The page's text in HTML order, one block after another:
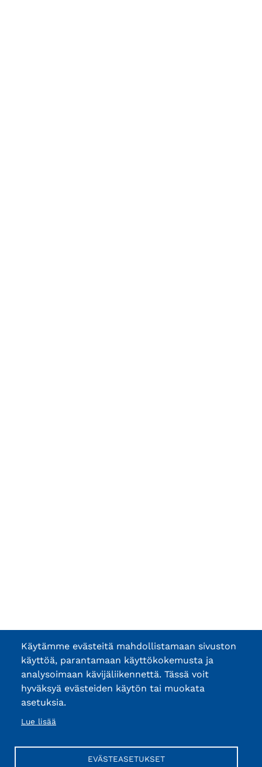
Käytämme evästeitä mahdollistamaan sivuston
käyttöä, parantamaan käyttökokemusta ja
analysoimaan kävijäliikennettä. Tässä voit
hyväksyä evästeiden käytön tai muokata
asetuksia.
Lue lisää
EVÄSTEASETUKSET